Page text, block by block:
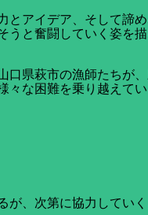
とアイデア、そして諦
と奮闘していく姿を
口県萩市の漁師たちが
々な困難を乗り越えて
、次第に協力していく